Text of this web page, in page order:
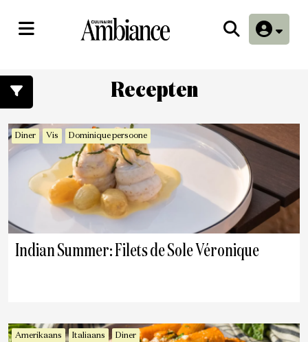
Recepten
Diner Vis Dominique persoone
Indian Summer: Filets de Sole Véronique
Amerikaans Italiaans Diner